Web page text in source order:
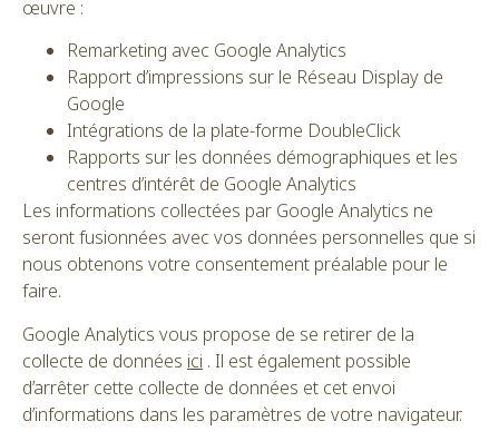
œuvre :
Remarketing avec Google Analytics
Rapport d’impressions sur le Réseau Display de
Google
Intégrations de la plate-forme DoubleClick
Rapports sur les données démographiques et les
centres d’intérêt de Google Analytics
Les informations collectées par Google Analytics ne
seront fusionnées avec vos données personnelles que si
nous obtenons votre consentement préalable pour le
faire.
Google Analytics vous propose de se retirer de la
collecte de données ici . Il est également possible
d’arrêter cette collecte de données et cet envoi
d’informations dans les paramètres de votre navigateur.